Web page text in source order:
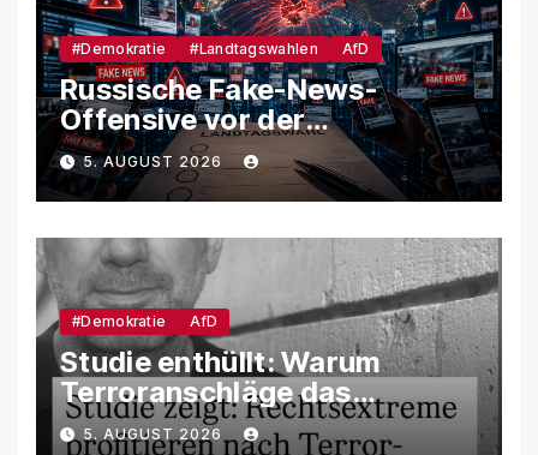
#Demokratie #Landtagswahlen AfD
Russische Fake-News-
Offensive vor der
Landtagswahl – So soll
unsere Demokratie
manipuliert werden
5. AUGUST 2026
#Demokratie AfD
Studie enthüllt: Warum
Terroranschläge das
Wahlverhalten verändern –
5. AUGUST 2026